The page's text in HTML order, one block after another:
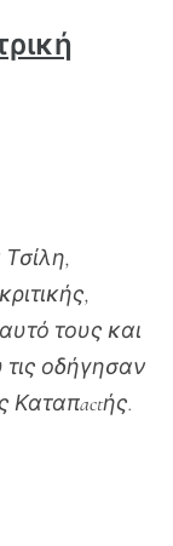
τους και
οδήγησαν
Καταπactής.